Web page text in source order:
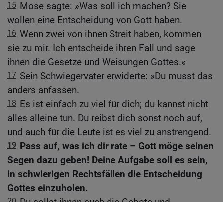
15 Mose sagte: »Was soll ich machen? Sie
wollen eine Entscheidung von Gott haben.
16 Wenn zwei von ihnen Streit haben, kommen
sie zu mir. Ich entscheide ihren Fall und sage
ihnen die Gesetze und Weisungen Gottes.«
17 Sein Schwiegervater erwiderte: »Du musst das
anders anfassen.
18 Es ist einfach zu viel für dich; du kannst nicht
alles alleine tun. Du reibst dich sonst noch auf,
und auch für die Leute ist es viel zu anstrengend.
19 Pass auf, was ich dir rate – Gott möge seinen
Segen dazu geben! Deine Aufgabe soll es sein,
in schwierigen Rechtsfällen die Entscheidung
Gottes einzuholen.